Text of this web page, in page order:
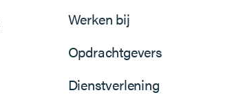
Werken bij
Opdrachtgevers
Dienstverlening